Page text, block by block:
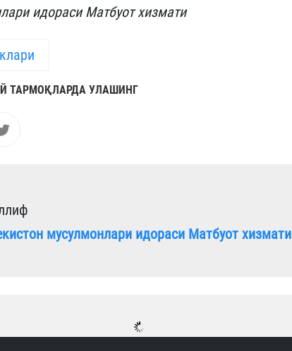
идораси Матбуот хизмати
ТАРМОҚЛАРДА УЛАШИНГ
мусулмонлари идораси Матбуот хизмати